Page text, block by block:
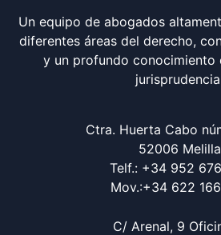
Un equipo de abogados
diferentes áreas del derecho,
y un profundo conocimiento
Ctra. Huerta Cabo
52006 Melilla
Telf.: +34 952
Mov.:+34 622
C/ Arenal, 9